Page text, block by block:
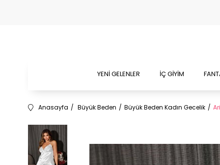
YENİ GELENLER İÇ GİYİM
Anasayfa Büyük Beden Büyük Beden Kadın Gecelik